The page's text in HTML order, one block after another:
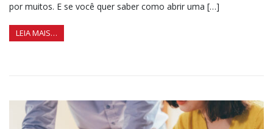
por muitos. E se você quer saber como abrir uma […]
LEIA MAIS…